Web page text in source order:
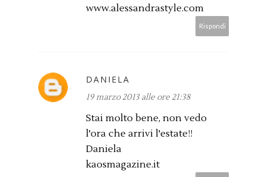
www.alessandrastyle.com
Rispondi
DANIELA
19 marzo 2013 alle ore 21:38
Stai molto bene, non vedo
l'ora che arrivi l'estate!!
Daniela
kaosmagazine.it